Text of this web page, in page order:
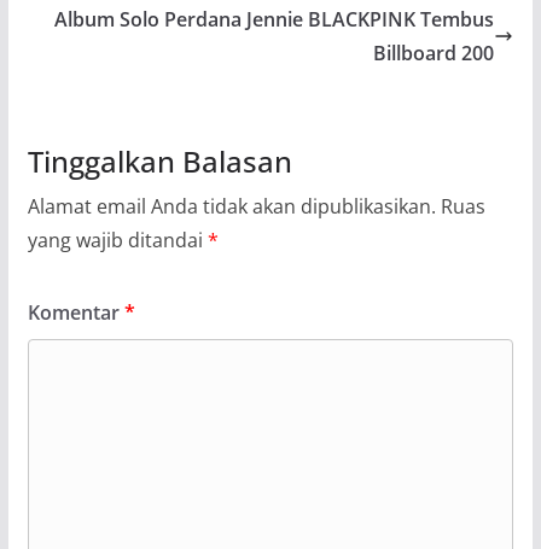
Album Solo Perdana Jennie BLACKPINK Tembus
Billboard 200
Tinggalkan Balasan
Alamat email Anda tidak akan dipublikasikan. Ruas
yang wajib ditandai *
Komentar*